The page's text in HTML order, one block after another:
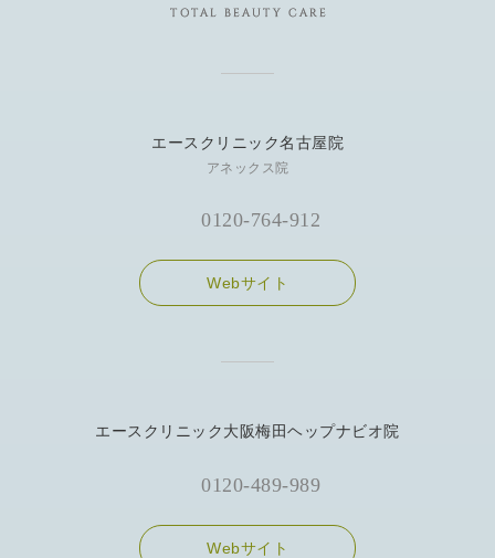
エースクリニック名古屋院
アネックス院
0120-764-912
Webサイト
エースクリニック大阪梅田ヘップナビオ院
0120-489-989
Webサイト